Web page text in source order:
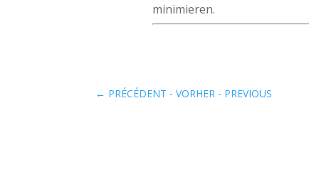
minimieren.
← PRÉCÉDENT - VORHER - PREVIOUS